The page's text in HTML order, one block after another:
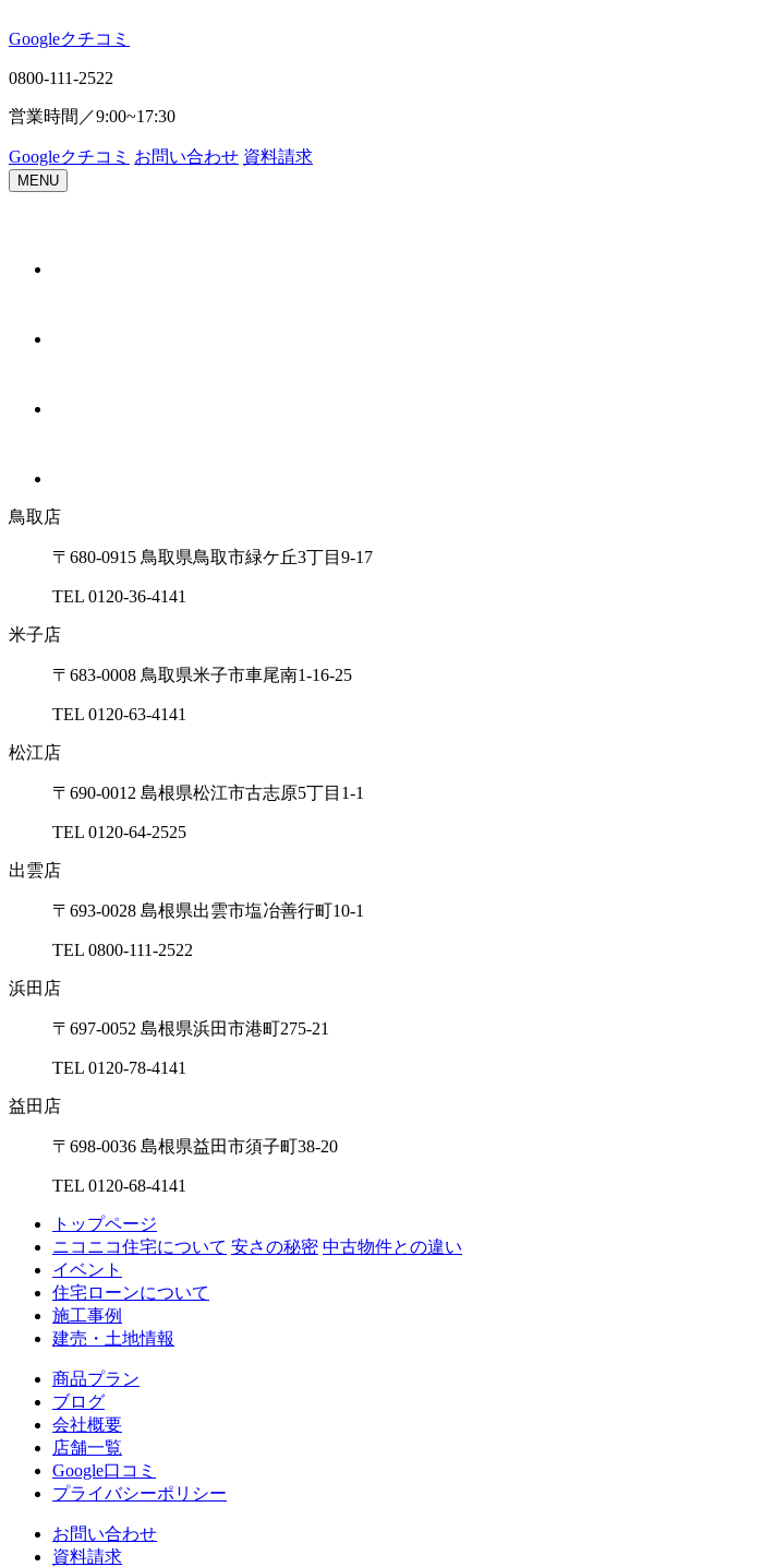
Googleクチコ ミ
0800-111-2522
営業時間／9:00~17:30
Googleクチコ ミ お問い合わせ 資料請求
MENU
鳥取店
〒680-0915 ⿃取県⿃取市緑ケ丘3丁⽬9-17
TEL 0120-36-4141
⽶⼦店
〒683-0008 ⿃取県⽶⼦市⾞尾南1-16-25
TEL 0120-63-4141
松江店
〒690-0012 島根県松江市古志原5丁⽬1-1
TEL 0120-64-2525
出雲店
〒693-0028 島根県出雲市塩冶善⾏町10-1
TEL 0800-111-2522
浜⽥店
〒697-0052 島根県浜⽥市港町275-21
TEL 0120-78-4141
益⽥店
〒698-0036 島根県益⽥市須⼦町38-20
TEL 0120-68-4141
トップページ
ニコニコ住宅について 安さの秘密 中古物件との違い
イベント
住宅ローンについて
施工事例
建売・土地情報
商品プラン
ブログ
会社概要
店舗一覧
Google口コミ
プライバシーポリシー
お問い合わせ
資料請求